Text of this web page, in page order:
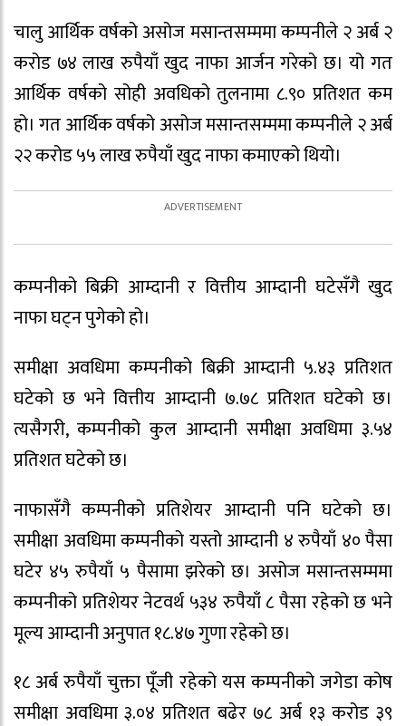
चालु आर्थिक वर्षको असोज मसान्तसम्ममा कम्पनीले २ अर्ब २
करोड ७४ लाख रुपैयाँ खुद नाफा आर्जन गरेको छ। यो गत
आर्थिक वर्षको सोही अवधिको तुलनामा ८.९० प्रतिशत कम
हो। गत आर्थिक वर्षको असोज मसान्तसम्ममा कम्पनीले २ अर्ब
२२ करोड ५५ लाख रुपैयाँ खुद नाफा कमाएको थियो।
कम्पनीको बिक्री आम्दानी र वित्तीय आम्दानी घटेसँगै खुद
नाफा घट्न पुगेको हो।
समीक्षा अवधिमा कम्पनीको बिक्री आम्दानी ५.४३ प्रतिशत
घटेको छ भने वित्तीय आम्दानी ७.७८ प्रतिशत घटेको छ।
त्यसैगरी, कम्पनीको कुल आम्दानी समीक्षा अवधिमा ३.५४
प्रतिशत घटेको छ।
नाफासँगै कम्पनीको प्रतिशेयर आम्दानी पनि घटेको छ।
समीक्षा अवधिमा कम्पनीको यस्तो आम्दानी ४ रुपैयाँ ४० पैसा
घटेर ४५ रुपैयाँ ५ पैसामा झरेको छ। असोज मसान्तसम्ममा
कम्पनीको प्रतिशेयर नेटवर्थ ५३४ रुपैयाँ ८ पैसा रहेको छ भने
मूल्य आम्दानी अनुपात १८.४७ गुणा रहेको छ।
१८ अर्ब रुपैयाँ चुक्ता पूँजी रहेको यस कम्पनीको जगेडा कोष
समीक्षा अवधिमा ३.०४ प्रतिशत बढेर ७८ अर्ब १३ करोड ३९